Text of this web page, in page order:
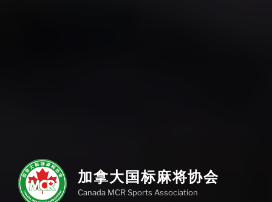
加拿大国标麻将协会
Canada MCR Sports Association